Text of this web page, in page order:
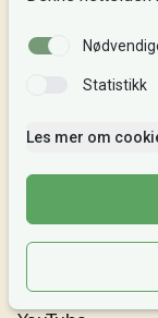
Si fra!
Følg oss
TikTok
LinkedIn